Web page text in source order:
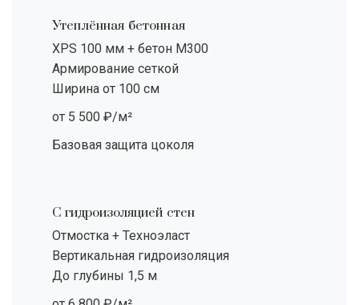
Утеплённая бетонная
XPS 100 мм + бетон М300
Армирование сеткой
Ширина от 100 см
от 5 500 ₽/м²
Базовая защита цоколя
С гидроизоляцией стен
Отмостка + Техноэласт
Вертикальная гидроизоляция
До глубины 1,5 м